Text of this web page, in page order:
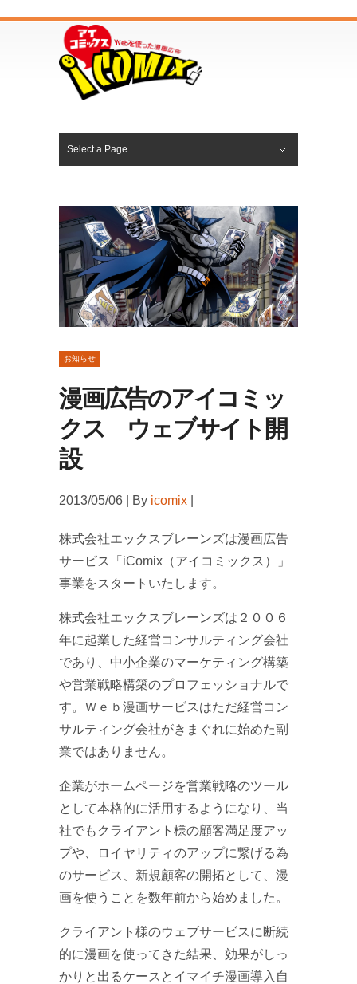
Select a Page
お知らせ
漫画広告のアイコミッ
クス ウェブサイト開
設
2013/05/06 | By icomix
株式会社エックスブレーンズは漫画広告
サービス「iComix（アイコミックス）」
事業をスタートいたします。
株式会社エックスブレーンズは２００６
年に起業した経営コンサルティング会社
であり、中小企業のマーケティング構築
や営業戦略構築のプロフェッショナルで
す。Ｗｅｂ漫画サービスはただ経営コン
サルティング会社がきまぐれに始めた副
業ではありません。
企業がホームページを営業戦略のツール
として本格的に活用するようになり、当
社でもクライアント様の顧客満足度アッ
プや、ロイヤリティのアップに繋げる為
のサービス、新規顧客の開拓として、漫
画を使うことを数年前から始めました。
クライアント様のウェブサービスに断続
的に漫画を使ってきた結果、効果がしっ
かりと出るケースとイマイチ漫画導入自